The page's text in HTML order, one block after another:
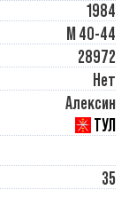
1984
М 40-44
28972
Нет
Алексин
ТУЛ
35